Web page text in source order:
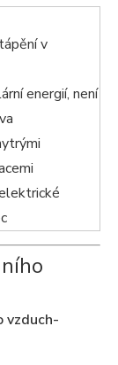
v
energií, není
vzduch-